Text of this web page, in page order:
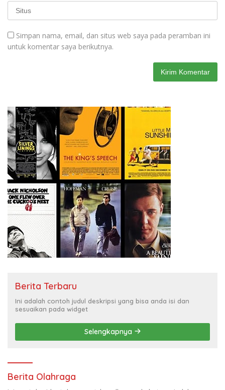
Simpan nama, email, dan situs web saya pada peramban ini
untuk komentar saya berikutnya.
Berita Terbaru
Ini adalah contoh judul deskripsi yang bisa anda isi dan
sesuaikan pada widget
Selengkapnya
Berita Olahraga